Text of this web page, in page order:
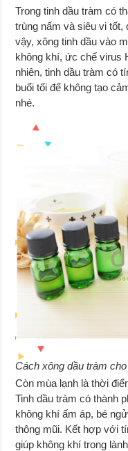
Trong tinh dầu tràm có
trùng nấm và siêu vi tốt,
vậy, xông tinh dầu vào
không khí, ức chế virus
nhiên, tinh dầu tràm có
buổi tối để không tạo
nhé.
Cách xông dầu tràm
Còn mùa lạnh là thời
Tinh dầu tràm có thành
không khí ấm áp, bé
thông mũi. Kết hợp với
giúp không khí trong